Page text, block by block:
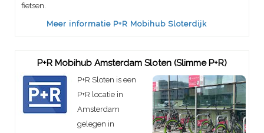
fietsen.
Meer informatie P+R Mobihub Sloterdijk
P+R Mobihub Amsterdam Sloten (Slimme P+R)
P+R Sloten is een
P+R locatie in
Amsterdam
gelegen in